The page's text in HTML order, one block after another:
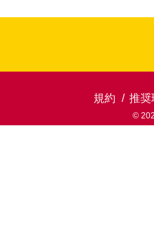
規約 推奨
©